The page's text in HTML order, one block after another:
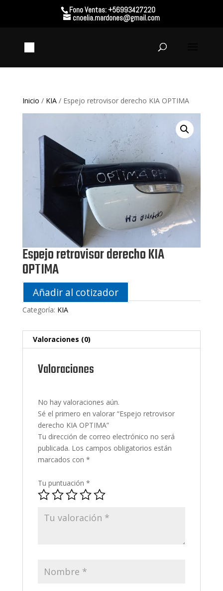
Fono Ventas: +56993427220
cnoelia.mardones@gmail.com
Inicio / KIA/ Espejo retrovisor derecho KIA OPTIMA
Espejo retrovisor derecho KIA
OPTIMA
Añadir al cotizador
Categoría: KIA
Valoraciones (0)
Valoraciones
No hay valoraciones aún.
Sé el primero en valorar “Espejo retrovisor
derecho KIA OPTIMA”
Tu dirección de correo electrónico no será
publicada. Los campos obligatorios están
marcados con *
Tu puntuación *